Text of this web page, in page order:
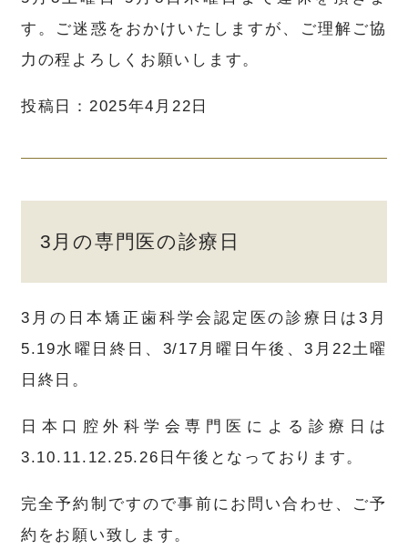
す。ご迷惑をおかけいたしますが、ご理解ご協
力の程よろしくお願いします。
投稿日：2025年4月22日
3月の専門医の診療日
3月の日本矯正歯科学会認定医の診療日は3月
5.19水曜日終日、3/17月曜日午後、3月22土曜
日終日。
日本口腔外科学会専門医による診療日は
3.10.11.12.25.26日午後となっております。
完全予約制ですので事前にお問い合わせ、ご予
約をお願い致します。